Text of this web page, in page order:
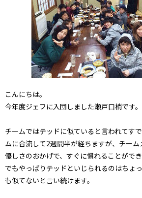
こんにちは。
今年度ジェフに入団しました瀬戸口梢です。
チームではテッドに似ていると言われてす
ムに合流して2週間半が経ちますが、チー
優しさのおかげで、すぐに慣れることができ
でもやっぱりテッドといじられるのはちょ
も似てないと言い続けます。